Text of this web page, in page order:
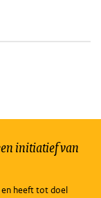
initiatief van
en heeft tot doel